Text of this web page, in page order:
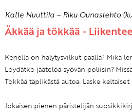
Kalle Nuuttila – Riku Ounaslehto
Äkkää ja tökkää -
Kenellä on hälytysvilkut päällä? Mikä
Löydätkö jäätelöä syövän poliisin?
Tökkää täplikästä autoa. Laske
Jokaisen pienen päristelijän